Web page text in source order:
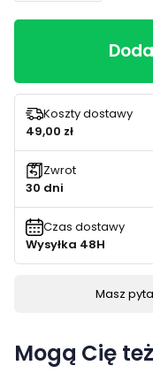
Koszty dostawy
49,00 zł
Zwrot
30 dni
Czas dostawy
Wysyłka 48H
Masz
Mogą Cię